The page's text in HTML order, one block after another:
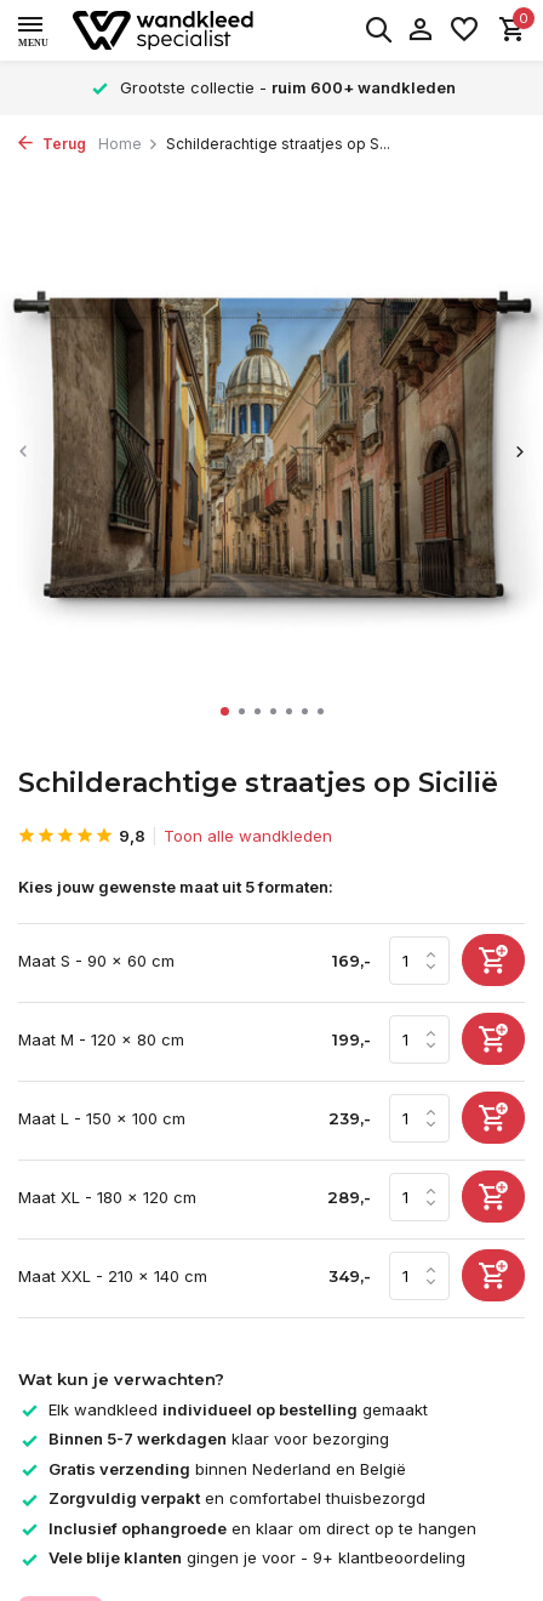
MENU
0
Grootste collectie - ruim 600+ wandkleden
Terug Home Schilderachtige straatjes op S...
Schilderachtige straatjes op Sicilië
9,8 Toon alle wandkleden
Kies jouw gewenste maat uit 5 formaten:
Maat S - 90 x 60 cm 169,-
Maat M - 120 x 80 cm 199,-
Maat L - 150 x 100 cm 239,-
Maat XL - 180 x 120 cm 289,-
Maat XXL - 210 x 140 cm 349,-
Wat kun je verwachten?
Elk wandkleed individueel op bestelling gemaakt
Binnen 5-7 werkdagen klaar voor bezorging
Gratis verzending binnen Nederland en België
Zorgvuldig verpakten comfortabel thuisbezorgd
Inclusief ophangroede en klaar om direct op te hangen
Vele blije klanten gingen je voor - 9+ klantbeoordeling